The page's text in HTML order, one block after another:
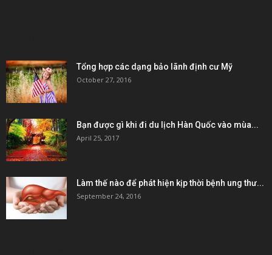
Tổng hợp các dạng bảo lãnh định cư Mỹ
October 27, 2016
Bạn được gì khi đi du lịch Hàn Quốc vào mùa...
April 25, 2017
Làm thế nào để phát hiện kịp thời bệnh ung thư...
September 24, 2016